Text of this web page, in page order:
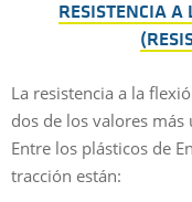
RESISTENCIA
La resistencia a la
dos de los valores
Entre los plásticos de
tracción están: